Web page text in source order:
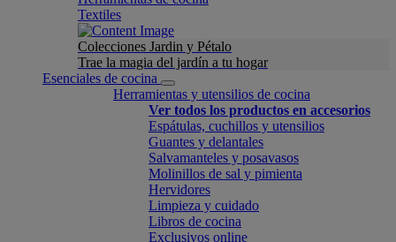
Textiles
Colecciones Jardin y Pétalo
Trae la magia del jardín a tu hogar
Esenciales de cocina
Herramientas y utensilios de cocina
Ver todos los productos en accesorios
Espátulas, cuchillos y utensilios
Guantes y delantales
Salvamanteles y posavasos
Molinillos de sal y pimienta
Hervidores
Limpieza y cuidado
Libros de cocina
Exclusivos online